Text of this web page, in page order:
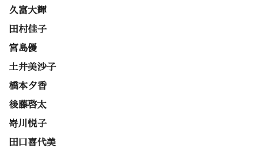
久富大輝
田村佳子
宮島優
土井美沙子
橋本夕香
後藤啓太
嵜川悦子
田口喜代美